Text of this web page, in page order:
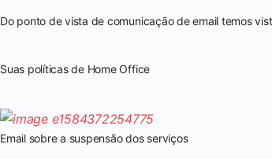
Do ponto de vista de comunicação de email temos
Suas políticas de Home Office
Email sobre a suspensão dos serviços